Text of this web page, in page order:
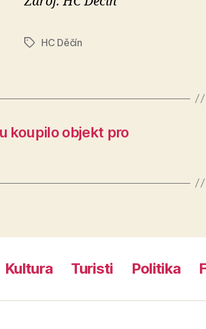
ŠtítkyHC Děčín
koupilo objekt pro
Kultura Turisti Politika